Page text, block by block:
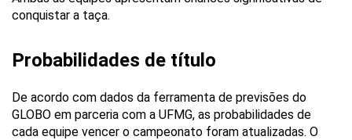
conquistar a taça.
Probabilidades de título
De acordo com dados da ferramenta de previsões do
GLOBO em parceria com a UFMG, as probabilidades de
cada equipe vencer o campeonato foram atualizadas. O